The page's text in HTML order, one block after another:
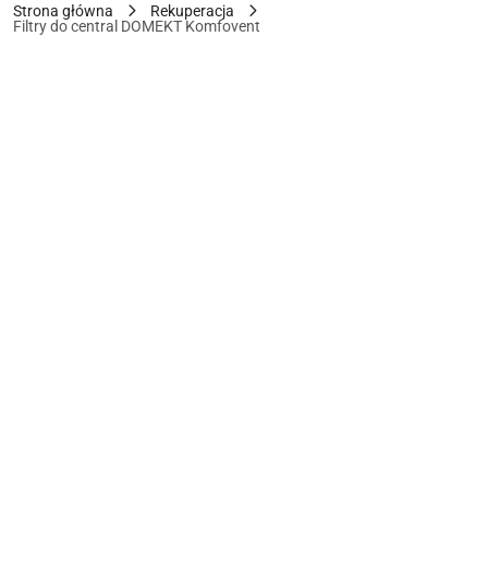
Strona główna
Rekuperacja
Filtry do central DOMEKT Komfovent